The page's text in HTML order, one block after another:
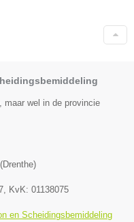
maar wel in de provincie
(Drenthe)
, KvK: 01138075
en Scheidingsbemiddeling